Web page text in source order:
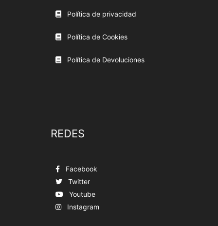
Política de privacidad
Política de Cookies
Política de Devoluciones
REDES
Facebook
Twitter
Youtube
Instagram